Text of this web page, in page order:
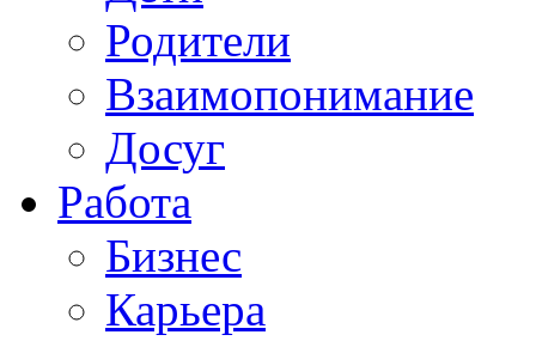
Родители
Взаимопонимание
Досуг
Работа
Бизнес
Карьера